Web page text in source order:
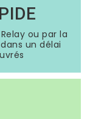
ou par la
un délai